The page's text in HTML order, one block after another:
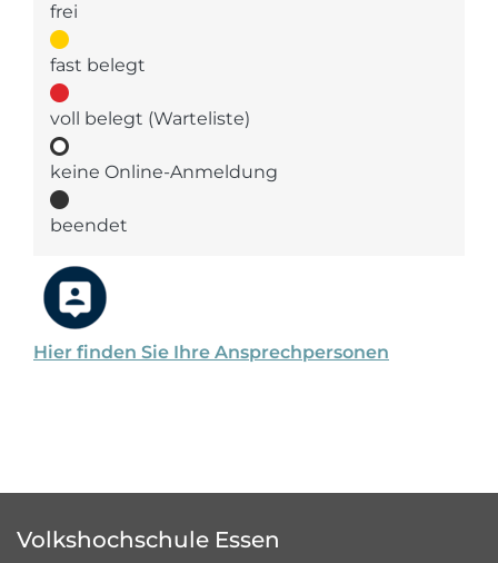
Hier finden Sie Ihre Ansprechpersonen
frei
fast belegt
voll belegt (Warteliste)
keine Online-Anmeldung
beendet
Volkshochschule Essen